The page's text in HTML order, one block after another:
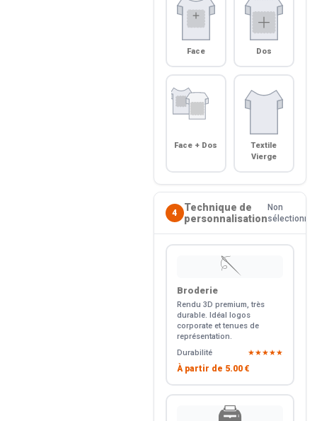
Face Dos
Face + Dos
Textile
Vierge
4
Technique de
personnalisation
Non
sélectionné
🪡
Broderie
Rendu 3D premium, très
durable. Idéal logos
corporate et tenues de
représentation.
Durabilité
★★★★★
À partir de 5.00 €